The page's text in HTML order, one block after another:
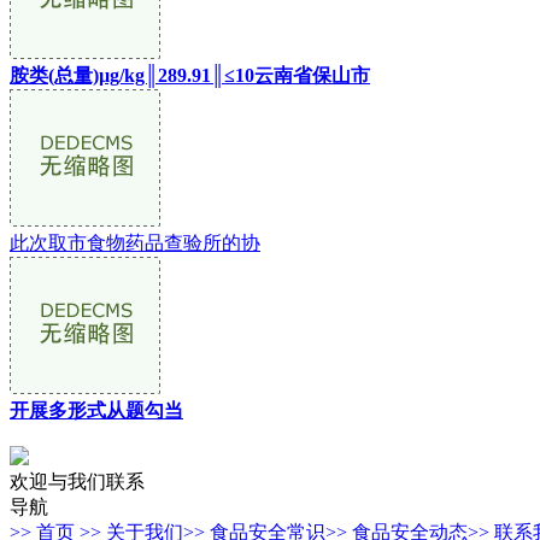
胺类(总量)µg/kg║289.91║≤10云南省保山市
此次取市食物药品查验所的协
开展多形式从题勾当
欢迎与我们联系
导航
>> 首页 >> 关于我们>> 食品安全常识>> 食品安全动态>> 联系